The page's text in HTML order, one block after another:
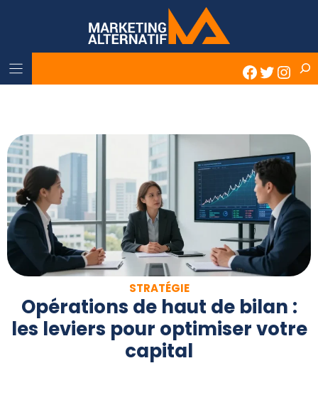
Twitter
STRATÉGIE
Opérations de haut de bilan :
les leviers pour optimiser votre
capital